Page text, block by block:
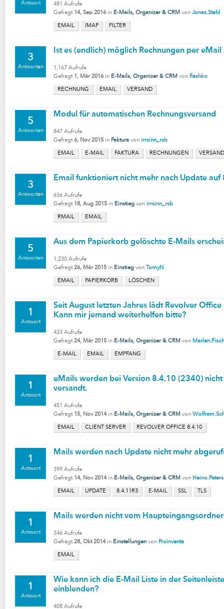
Antwort 481 Aufrufe
Gefragt 14, Sep 2016 in E-Mails, Organizer & CRM von Jonas.Stahl
EMAIL IMAP FILTER
3
Antworten
Ist es (endlich) möglich Rechnungen per eMail
1,167 Aufrufe
Gefragt 1, Mär 2016 in E-Mails, Organizer & CRM von flashko
RECHNUNG EMAIL VERSAND
5
Antworten
Modul für automatischen Rechnungsversand
847 Aufrufe
Gefragt 6, Nov 2015 in Faktura von irrsinn_rsb
EMAIL E-MAIL FAKTURA RECHNUNGEN VERSAND
3
Antworten
Email funktioniert nicht mehr nach Update auf
636 Aufrufe
Gefragt 18, Aug 2015 in Einstieg von irrsinn_rsb
RMAIL EMAIL
5
Antworten
Aus dem Papierkorb gelöschte E-Mails
1,230 Aufrufe
Gefragt 26, Mär 2015 in Einstieg von TomyN
EMAIL PAPIERKORB LÖSCHEN
1
Antwort
Seit August letzten Jahres lädt Revolver
Kann mir jemand weiterhelfen bitte?
433 Aufrufe
Gefragt 24, Mär 2015 in E-Mails, Organizer & CRM von
E-MAIL EMAIL EMPFANG
1
Antwort
eMails werden bei Version 8.4.10 (2340)
versandt.
451 Aufrufe
Gefragt 15, Nov 2014 in E-Mails, Organizer & CRM von
EMAIL CLIENT SERVER REVOLVER OFFICE 8.4.10
1
Antwort
Mails werden nach Update nicht mehr
399 Aufrufe
Gefragt 14, Nov 2014 in E-Mails, Organizer & CRM von Heino.Peters
EMAIL UPDATE 8.4.11R3 E-MAIL SSL TLS
1
Antwort
Mails werden nicht vom
346 Aufrufe
Gefragt 28, Okt 2014 in Einstellungen von Proinventa
EMAIL
1
Antwort
Wie kann ich die E-Mail Liste in der
einblenden?
408 Aufrufe